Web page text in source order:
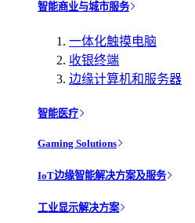
智能商业与城市服务
一体化触摸电脑
收银终端
边缘计算机和服务器
智能医疗
Gaming Solutions
IoT边缘智能解决方案及服务
工业显示解决方案